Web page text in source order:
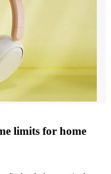
limits for home